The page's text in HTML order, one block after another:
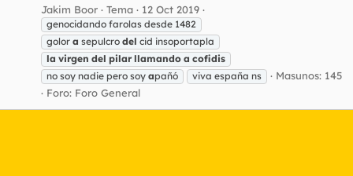
Jakim Boor Tema 12 Oct 2019
genocidando farolas desde 1482
golor a sepulcro del cid insoportapla
la virgen del pilar llamando a cofidis
no soy nadie pero soy apañó viva españa ns
Masunos: 145
Foro: Foro General